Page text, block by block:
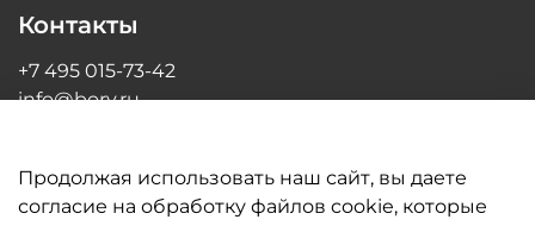
Контакты
+7 495 015-73-42
info@bory.ru
Продолжая использовать наш сайт, вы даете
согласие на обработку файлов cookie, которые